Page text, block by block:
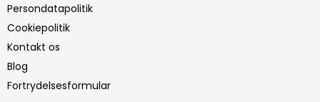
Persondatapolitik
Cookiepolitik
Kontakt os
Blog
Fortrydelsesformular